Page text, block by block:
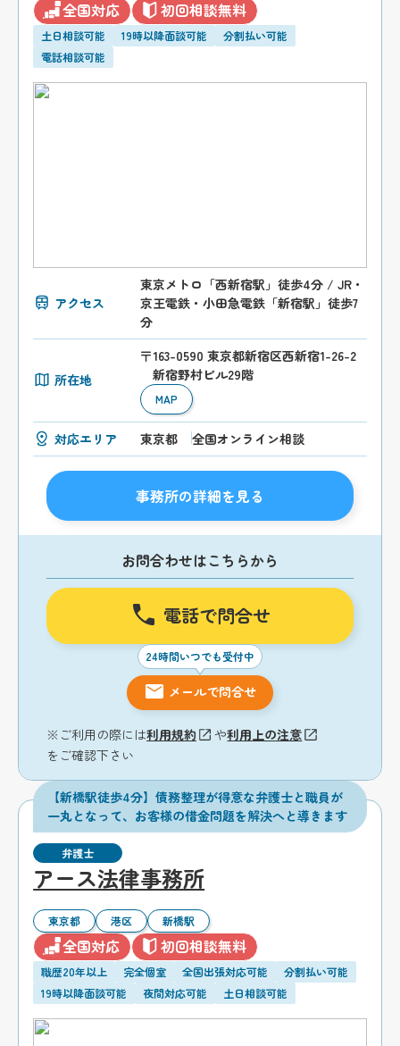
全国対応 初回相談無料
土日相談可能 19時以降面談可能
分割払い可能
電話相談可能
アクセス
東京メトロ「西新宿駅」徒歩4分 / JR・
京王電鉄・小田急電鉄「新宿駅」徒歩7
分
所在地
〒163-0590 東京都新宿区西新宿1-26-2
新宿野村ビル29階
MAP
対応エリア 東京都 全国オンライン相談
事務所の詳細を見る
お問合わせはこちらから
電話で問合せ
24時間いつでも受付中
メールで問合せ
※ご利用の際には利用規約 や利用上の注意
をご確認下さい
【新橋駅徒歩4分】債務整理が得意な弁護士と職員が
一丸となって、お客様の借金問題を解決へと導きます
弁護士
アース法律事務所
東京都 港区 新橋駅
全国対応 初回相談無料
職歴20年以上 完全個室 全国出張対応可能
分割払い可能
19時以降面談可能
夜間対応可能 土日相談可能